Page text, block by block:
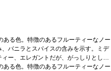
ある色。特徴のあるフルーティーなノー
バニラとスパイスの含みを示す。ミデ
ー、エレガントだが、がっしりとした
す。しっかりとした後味で優れた熟成
ある色。特徴のあるフルーティーなノー